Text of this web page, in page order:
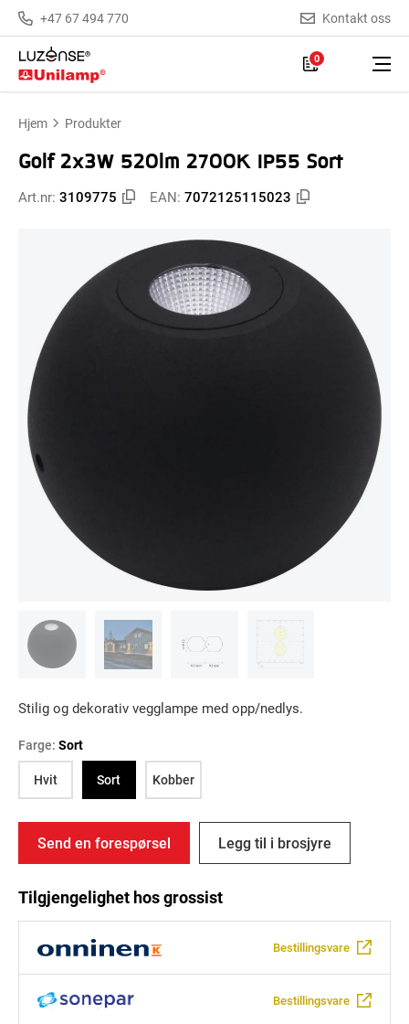
+47 67 494 770 Kontakt oss
0
Hjem Produkter
Golf 2x3W 520lm 2700K IP55 Sort
Art.nr: 3109775 EAN: 7072125115023
Stilig og dekorativ vegglampe med opp/nedlys.
Farge: Sort
Hvit
Sort Kobber
Send en forespørsel Legg til i brosjyre
Tilgjengelighet hos grossist
Bestillingsvare
Bestillingsvare